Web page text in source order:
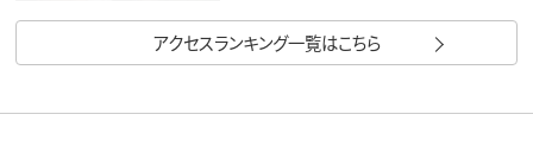
アクセスランキング一覧はこちら